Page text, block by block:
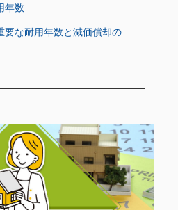
年数
な耐用年数と減価償却の